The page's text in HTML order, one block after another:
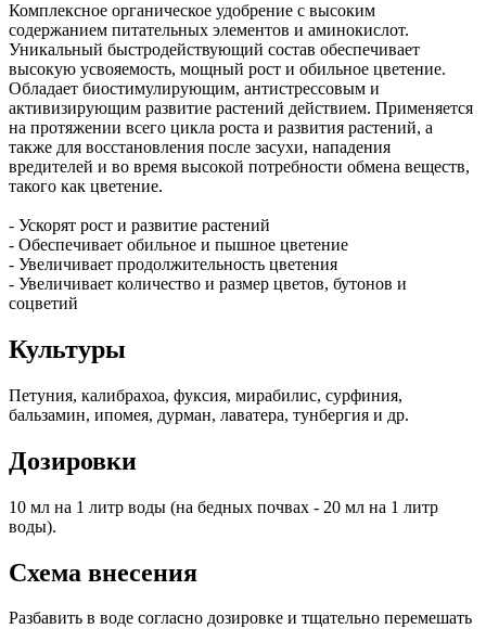
Комплексное органическое удобрение с высоким
содержанием питательных элементов и аминокислот.
Уникальный быстродействующий состав обеспечивает
высокую усвояемость, мощный рост и обильное цветение.
Обладает биостимулирующим, антистрессовым и
активизирующим развитие растений действием. Применяется
на протяжении всего цикла роста и развития растений, а
также для восстановления после засухи, нападения
вредителей и во время высокой потребности обмена веществ,
такого как цветение.
- Ускорят рост и развитие растений
- Обеспечивает обильное и пышное цветение
- Увеличивает продолжительность цветения
- Увеличивает количество и размер цветов, бутонов и
соцветий
Культуры
Петуния, калибрахоа, фуксия, мирабилис, сурфиния,
бальзамин, ипомея, дурман, лаватера, тунбергия и др.
Дозировки
10 мл на 1 литр воды (на бедных почвах - 20 мл на 1 литр
воды).
Схема внесения
Разбавить в воде согласно дозировке и тщательно перемешать